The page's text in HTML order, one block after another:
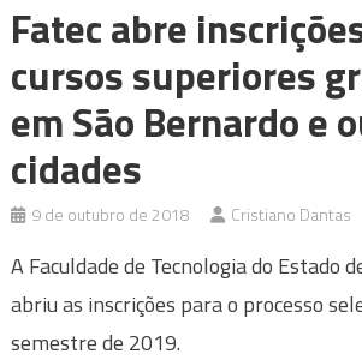
Fatec abre
cursos superiores
em São Bernardo e
cidades
9 de outubro de 2018 Cristiano Dantas
A Faculdade de Tecnologia do Estado
abriu as inscrições para o processo
semestre de 2019.